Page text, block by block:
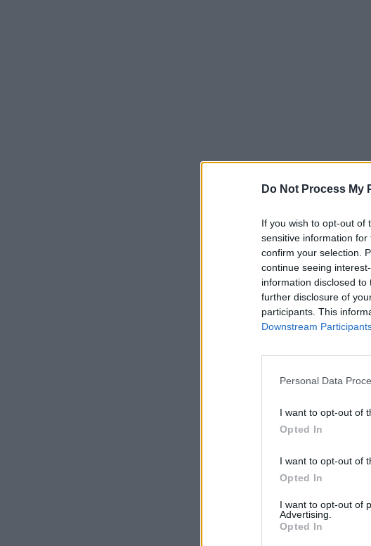
Do Not Process My
If you wish to opt-out of
sensitive information
confirm your selection.
continue seeing
information disclosed
further disclosure of
participants. This
Downstream
Personal Data
I want to opt-out of
Opted In
I want to opt-out of
Opted In
I want to opt-out of
Advertising.
Opted In